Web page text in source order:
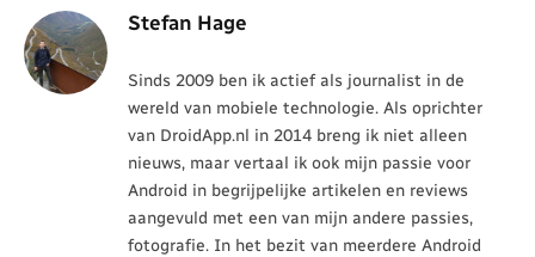
Stefan Hage
Sinds 2009 ben ik actief als journalist in de
wereld van mobiele technologie. Als oprichter
van DroidApp.nl in 2014 breng ik niet alleen
nieuws, maar vertaal ik ook mijn passie voor
Android in begrijpelijke artikelen en reviews
aangevuld met een van mijn andere passies,
fotografie. In het bezit van meerdere Android